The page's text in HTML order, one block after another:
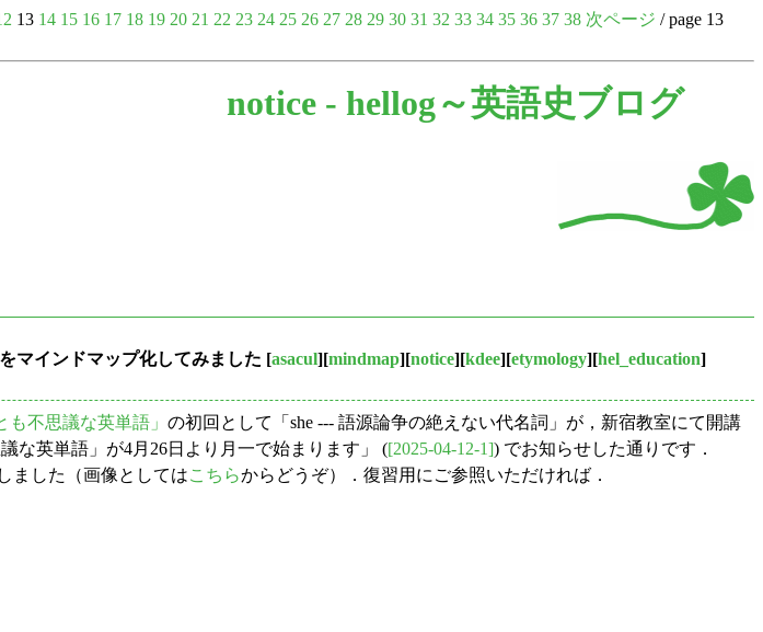
13 14 15 16 17 18 19 20 21 22 23 24 25 26 27 28 29 30 31 32 33 34 35 36 37 38 次ページ / page 13
notice - hellog～英語史ブログ
マインドマップ化してみました [asacul][mindmap][notice][kdee][etymology][hel_education]
も不思議な英単語」 の初回として「she --- 語源論争の絶えない代名詞」が，新宿教室にて開講
な英単語」が4月26日より月一で始まります」 ([2025-04-12-1]) でお知らせした通りです．
ました（画像としてはこちらからどうぞ）．復習用にご参照いただければ．